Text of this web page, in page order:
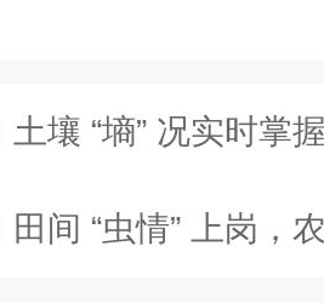
土壤 “墒” 况实时掌握，
田间 “虫情” 上岗，农